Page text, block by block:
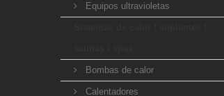
Equipos ultravioletas
Bombas de calor
Calentadores